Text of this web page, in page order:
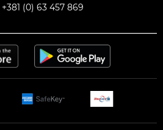
+381 (0) 63 457 869